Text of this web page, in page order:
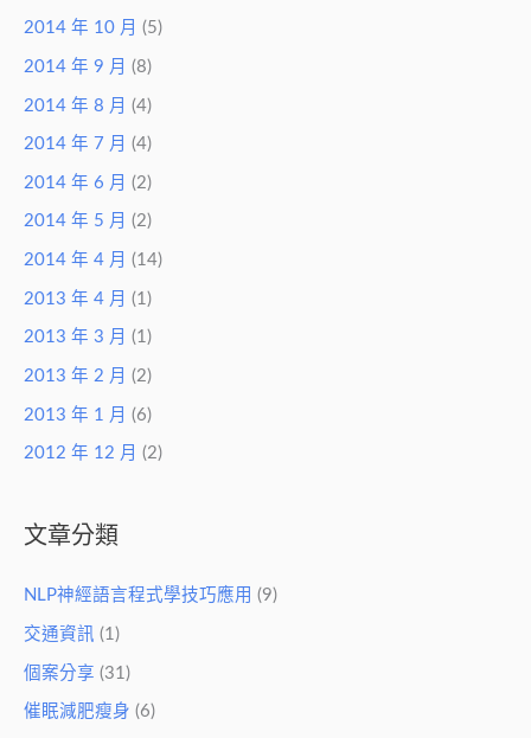
2014 年 10 月 (5)
2014 年 9 月 (8)
2014 年 8 月 (4)
2014 年 7 月 (4)
2014 年 6 月 (2)
2014 年 5 月 (2)
2014 年 4 月 (14)
2013 年 4 月 (1)
2013 年 3 月 (1)
2013 年 2 月 (2)
2013 年 1 月 (6)
2012 年 12 月 (2)
文章分類
NLP神經語言程式學技巧應用 (9)
交通資訊 (1)
個案分享 (31)
催眠減肥瘦身 (6)